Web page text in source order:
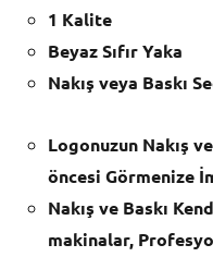
1 Kalite
Beyaz Sıfır Yaka
Nakış veya Baskı
Logonuzun Nakış
öncesi Görmenize
Nakış ve Baskı
makinalar,